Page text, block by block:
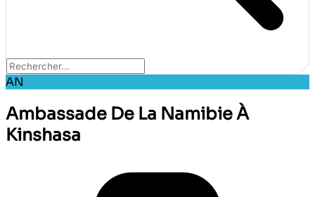
AN
Ambassade De La Namibie À
Kinshasa